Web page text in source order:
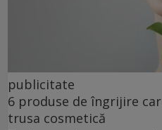
publicitate
6 produse de îngrijire
trusa cosmetică